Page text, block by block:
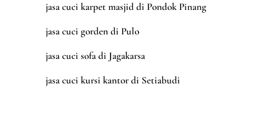
jasa cuci karpet masjid di Pondok Pinang
jasa cuci gorden di Pulo
jasa cuci sofa di Jagakarsa
jasa cuci kursi kantor di Setiabudi